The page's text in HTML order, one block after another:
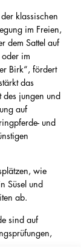
klassischen
im Freien,
dem Sattel auf
oder im
Birk“, fördert
das
des jungen und
auf
und
wie
Süsel und
ab.
sind auf